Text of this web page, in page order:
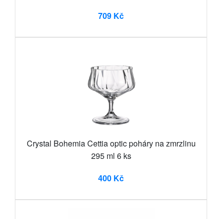
709 Kč
Crystal Bohemia Cettia optic poháry na zmrzlinu
295 ml 6 ks
400 Kč